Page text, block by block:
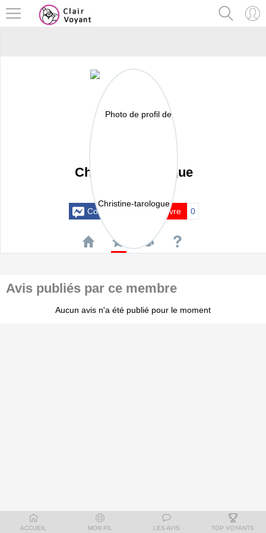
Christine-tarologue
Contacter Suivre 0
Avis publiés par ce membre
Aucun avis n'a été publié pour le moment
ACCUEIL MON FIL LES AVIS TOP VOYANTS